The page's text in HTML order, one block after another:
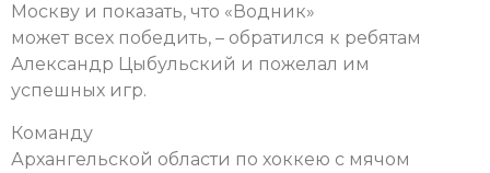
Москву и показать, что «Водник»
может всех победить, – обратился к ребятам
Александр Цыбульский и пожелал им
успешных игр.
Команду
Архангельской области по хоккею с мячом